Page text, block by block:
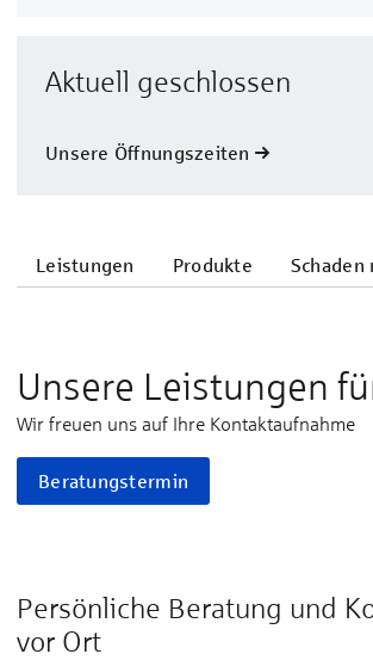
Aktuell geschlossen
Unsere Öffnungszeiten
Leistungen Produkte Schaden
Unsere Leistungen
Wir freuen uns auf Ihre Kontaktaufnahme
Beratungstermin
Persönliche Beratung und
vor Ort